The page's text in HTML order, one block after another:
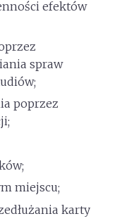
efektów
spraw
poprzez
miejscu;
karty